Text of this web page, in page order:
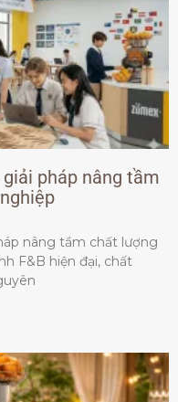
pháp nâng tầm
nâng tầm chất lượng
F&B hiện đại, chất